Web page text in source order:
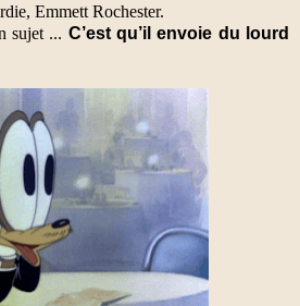
Emmett Rochester.
sujet ... C’est qu’il envoie du lourd